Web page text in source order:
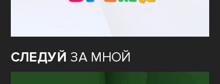
СЛЕДУЙ ЗА МНОЙ